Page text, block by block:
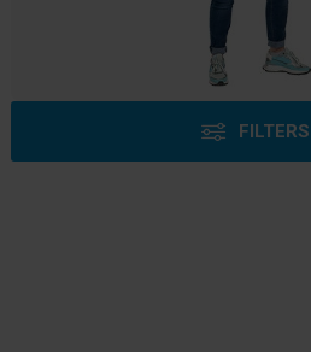
FILTERS